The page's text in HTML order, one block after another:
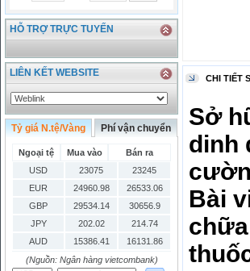
HỖ TRỢ TRỰC TUYẾN
LIÊN KẾT WEBSITE
Tỷ giá N.tệ/Vàng Phí vận chuyển
Ngoại tệ Mua vào
Bán ra
USD
23075
23245
EUR
24960.98
26533.06
GBP
29534.14
30656.9
JPY
202.02
214.74
AUD
15386.41
16131.86
HKD
2906.04
3028.6
(Nguồn: Ngân hàng vietcombank)
CHI TIẾT
Sở
dinh
Bài